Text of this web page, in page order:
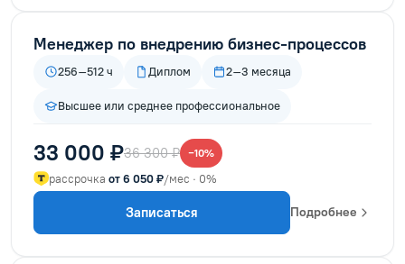
Менеджер по внедрению бизнес-процессов
256–512 ч Диплом 2–3 месяца
Высшее или среднее профессиональное
33 000 ₽36 300 ₽ −10%
рассрочка от 6 050 ₽/мес · 0%
Записаться Подробнее